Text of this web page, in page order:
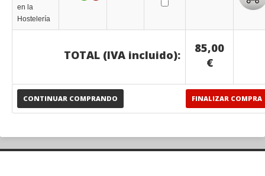
CONTINUAR COMPRANDO FINALIZAR COMPRA
en la
Hostelería
TOTAL (IVA incluido):
85,00
€